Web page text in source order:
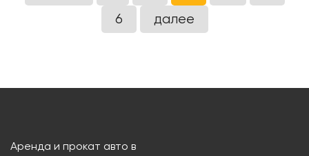
6
далее
Аренда и прокат авто в